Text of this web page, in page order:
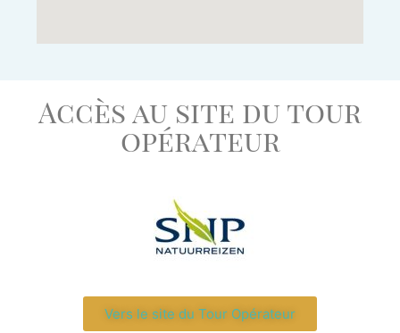
Accès au site du tour
opérateur
Vers le site du Tour Opérateur